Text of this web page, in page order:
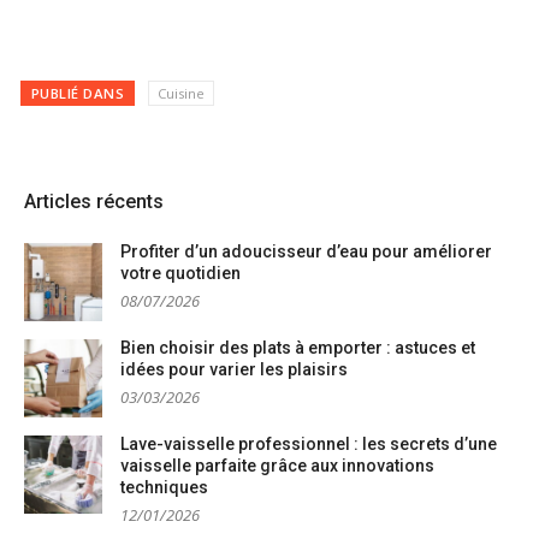
PUBLIÉ DANS Cuisine
Articles récents
Profiter d’un adoucisseur d’eau pour améliorer
votre quotidien
08/07/2026
Bien choisir des plats à emporter : astuces et
idées pour varier les plaisirs
03/03/2026
Lave-vaisselle professionnel : les secrets d’une
vaisselle parfaite grâce aux innovations
techniques
12/01/2026